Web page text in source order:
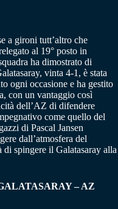
a gironi tutt’altro che
al 19° posto in
ha dimostrato di
vinta 4-1, è stata
ogni occasione e ha gestito
con un vantaggio così
dell’AZ di difendere
come quello del
di Pascal Jansen
dall’atmosfera del
spingere il Galatasaray alla
– AZ